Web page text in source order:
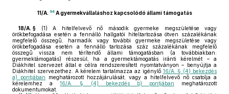
11/A. 94A gyermekvállaláshoz kapcsolódó állami támogatás
18/A. § (1) A hitelfelvevő nő második gyermeke megszületése vagy
örökbefogadása esetén a fennálló hallgatói hiteltartozása ötven százalékának
megfelelő összegű, harmadik vagy további gyermeke megszületése vagy
örökbefogadása esetén a fennálló tartozása száz százalékának megfelelő
összegű vissza nem térítendő állami támogatásban (a továbbiakban:
gyermektámogatás) részesül, ha a gyermektámogatás iránti kérelmét – a
Diákhitel szervezet által e célra rendszeresített nyomtatványon – benyújtja a
Diákhitel szervezethez. A kérelem tartalmazza az igénylő 16/A. § (4) bekezdés
a) pontjában meghatározott hozzájárulását, vagy a hitelfelvevő nő csatolja a
kérelemhez a16/A. § (4) bekezdés b) pontjában meghatározott
dokumentumokat.